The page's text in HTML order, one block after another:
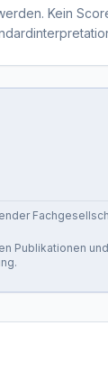
Kein
Publikationen